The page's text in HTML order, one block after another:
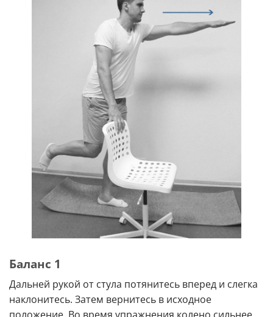
Баланс 1
Дальней рукой от стула потянитесь вперед и слегка
наклонитесь. Затем вернитесь в исходное